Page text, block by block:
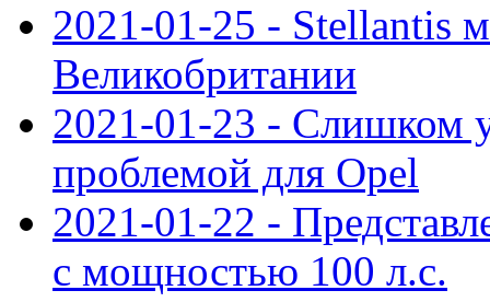
2021-01-25 - Stellantis
Великобритании
2021-01-23 - Слишком
проблемой для Opel
2021-01-22 -
с мощностью 100 л.с.